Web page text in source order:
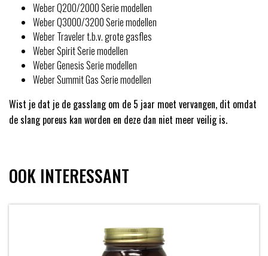
Weber Q200/2000 Serie modellen
Weber Q3000/3200 Serie modellen
Weber Traveler t.b.v. grote gasfles
Weber Spirit Serie modellen
Weber Genesis Serie modellen
Weber Summit Gas Serie modellen
Wist je dat je de gasslang om de 5 jaar moet vervangen, dit omdat
de slang poreus kan worden en deze dan niet meer veilig is.
OOK INTERESSANT